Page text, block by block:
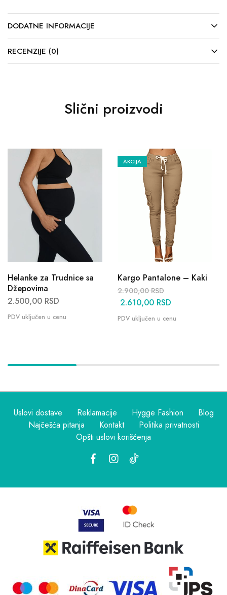
DODATNE INFORMACIJE
RECENZIJE (0)
Slični proizvodi
Helanke za Trudnice sa
Džepovima
2.500,00 RSD
AKCIJA
Kargo Pantalone – Kaki
2.900,00RSD
2.610,00 RSD
Uslovi dostave Reklamacije Hygge Fashion
Blog
Najčešća pitanja
Kontakt
Politika privatnosti
Opšti uslovi korišćenja